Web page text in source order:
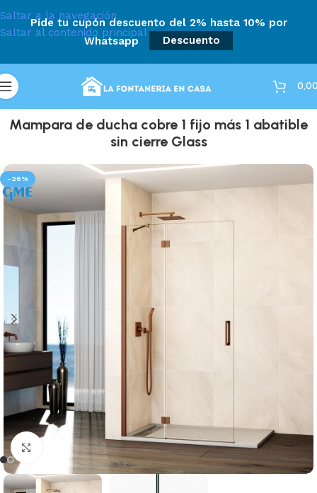
Saltar a la navegación
Saltar al contenido principal
Pide tu cupón descuento del 2% hasta 10% por
Whatsapp
Descuento
Mampara de ducha cobre 1 fijo más 1 abatible
sin cierre Glass
-26%
Haga clic para ampliar